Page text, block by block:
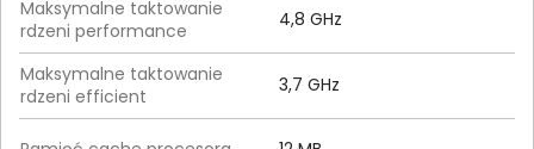
Maksymalne taktowanie
rdzeni performance
4,8 GHz
Maksymalne taktowanie
rdzeni efficient
3,7 GHz